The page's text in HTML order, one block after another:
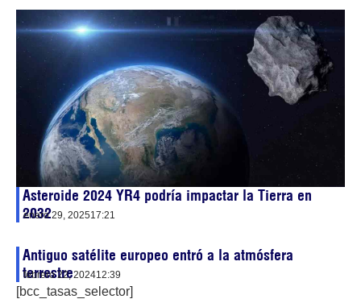
Asteroide 2024 YR4 podría impactar la Tierra en
2032
enero 29, 202517:21
Antiguo satélite europeo entró a la atmósfera
terrestre
febrero 22, 202412:39
[bcc_tasas_selector]